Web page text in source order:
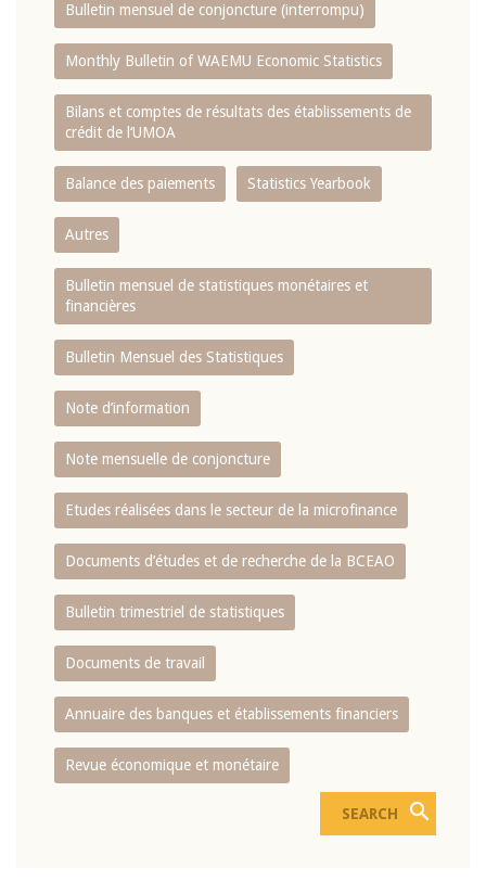
Bulletin mensuel de conjoncture (interrompu)
Monthly Bulletin of WAEMU Economic Statistics
Bilans et comptes de résultats des établissements de
crédit de l‘UMOA
Balance des paiements Statistics Yearbook
Autres
Bulletin mensuel de statistiques monétaires et
financières
Bulletin Mensuel des Statistiques
Note d’information
Note mensuelle de conjoncture
Etudes réalisées dans le secteur de la microfinance
Documents d’études et de recherche de la BCEAO
Bulletin trimestriel de statistiques
Documents de travail
Annuaire des banques et établissements financiers
Revue économique et monétaire